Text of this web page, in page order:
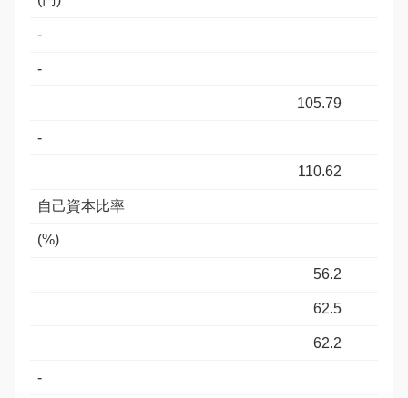
-
-
105.79
-
110.62
自己資本比率
(%)
56.2
62.5
62.2
-